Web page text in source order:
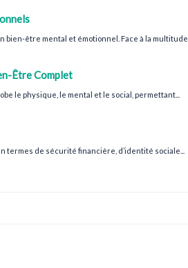
être mental et émotionnel. Face à la multitude...
Être Complet
le physique, le mental et le social, permettant...
termes de sécurité financière, d’identité sociale...